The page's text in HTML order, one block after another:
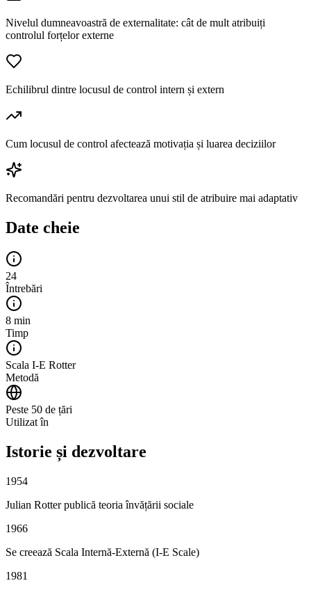
Nivelul dumneavoastră de externalitate: cât de mult atribuiți
controlul forțelor externe
Echilibrul dintre locusul de control intern și extern
Cum locusul de control afectează motivația și luarea deciziilor
Recomandări pentru dezvoltarea unui stil de atribuire mai adaptativ
Date cheie
24
Întrebări
8 min
Timp
Scala I-E Rotter
Metodă
Peste 50 de țări
Utilizat în
Istorie și dezvoltare
1954
Julian Rotter publică teoria învățării sociale
1966
Se creează Scala Internă-Externă (I-E Scale)
1981